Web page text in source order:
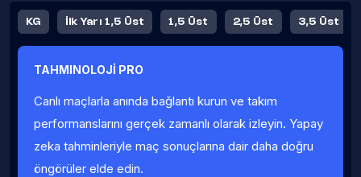
KG İlk Yarı 1,5 Üst 1,5 Üst 2,5 Üst 3,5 Üst
Fauller Ortalama
TAHMINOLOJİ PRO
Canlı maçlarla anında bağlantı kurun ve takım
performanslarını gerçek zamanlı olarak izleyin. Yapay
zeka tahminleriyle maç sonuçlarına dair daha doğru
öngörüler elde edin.